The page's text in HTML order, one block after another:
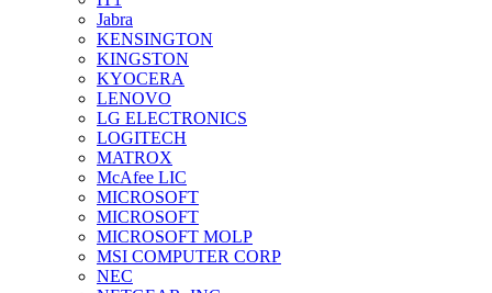
Jabra
KENSINGTON
KINGSTON
KYOCERA
LENOVO
LG ELECTRONICS
LOGITECH
MATROX
McAfee LIC
MICROSOFT
MICROSOFT
MICROSOFT MOLP
MSI COMPUTER CORP
NEC